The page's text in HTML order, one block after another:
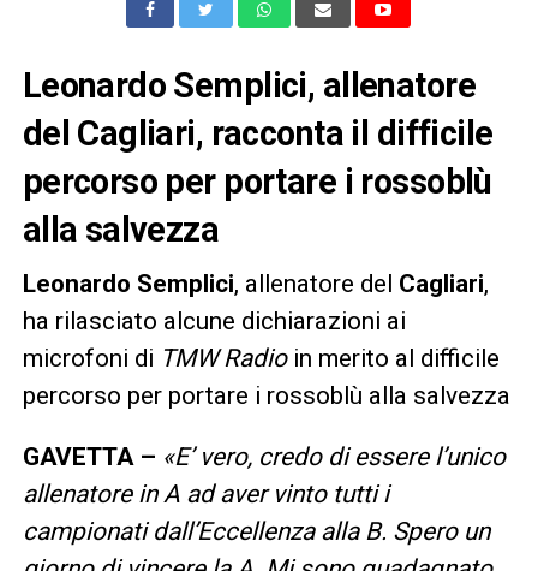
Leonardo Semplici, allenatore
del Cagliari, racconta il difficile
percorso per portare i rossoblù
alla salvezza
Leonardo Semplici, allenatore del Cagliari,
ha rilasciato alcune dichiarazioni ai
microfoni di TMW Radioin merito al difficile
percorso per portare i rossoblù alla salvezza
GAVETTA – «E’ vero, credo di essere l’unico
allenatore in A ad aver vinto tutti i
campionati dall’Eccellenza alla B. Spero un